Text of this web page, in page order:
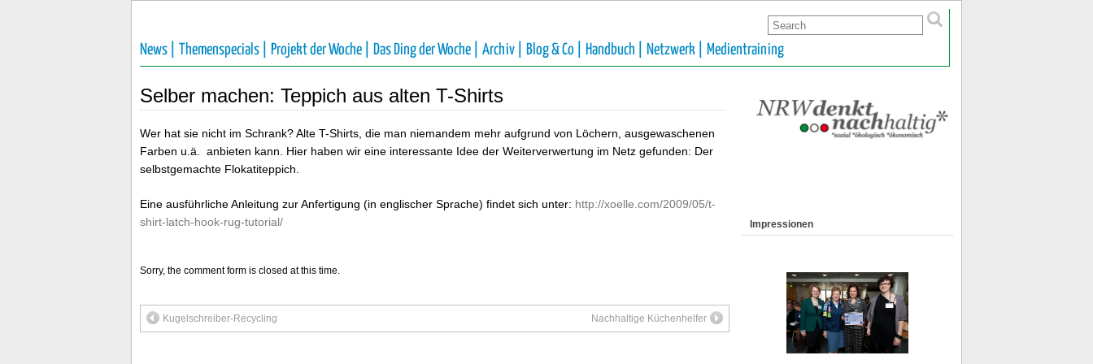
News | Themenspecials | Projekt der Woche | Das Ding der Woche | Archiv | Blog & Co | Handbuch | Netzwerk | Medientraining
Selber machen: Teppich aus alten T-Shirts
Wer hat sie nicht im Schrank? Alte T-Shirts, die man niemandem mehr aufgrund von Löchern, ausgewaschenen
Farben u.ä. anbieten kann. Hier haben wir eine interessante Idee der Weiterverwertung im Netz gefunden: Der
selbstgemachte Flokatiteppich.
Eine ausführliche Anleitung zur Anfertigung (in englischer Sprache) findet sich unter: http://xoelle.com/2009/05/t-
shirt-latch-hook-rug-tutorial/
Sorry, the comment form is closed at this time.
Kugelschreiber-Recycling Nachhaltige Küchenhelfer
Impressionen